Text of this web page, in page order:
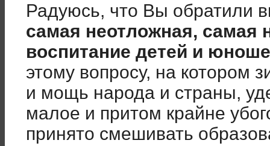
Радуюсь, что Вы обратили
самая неотложная, самая
воспитание детей и
этому вопросу, на котором
и мощь народа и страны,
малое и притом крайне
принято смешивать